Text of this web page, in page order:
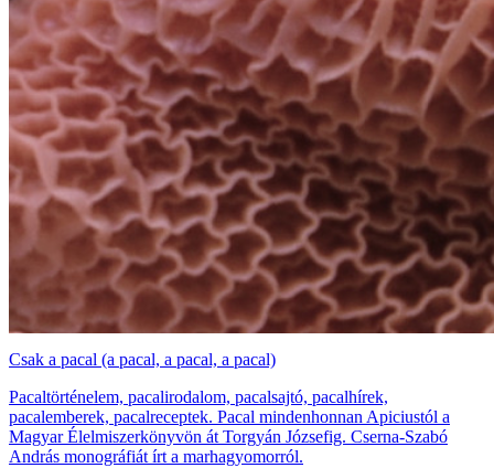
Csak a pacal (a pacal, a pacal, a pacal)
Pacaltörténelem, pacalirodalom, pacalsajtó, pacalhírek,
pacalemberek, pacalreceptek. Pacal mindenhonnan Apiciustól a
Magyar Élelmiszerkönyvön át Torgyán Józsefig. Cserna-Szabó
András monográfiát írt a marhagyomorról.